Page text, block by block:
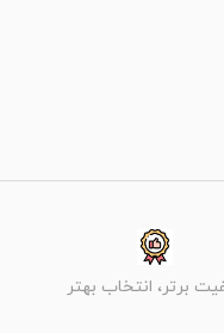
برتر، انتخاب بهتر